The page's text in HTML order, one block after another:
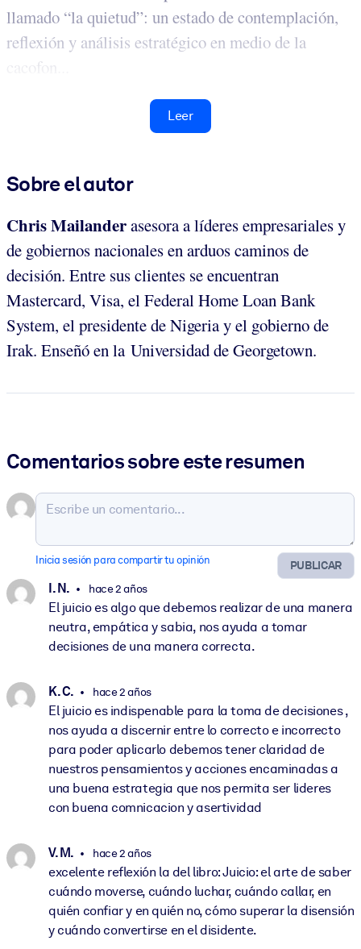
llamado “la quietud”: un estado de contemplación,
reflexión y análisis estratégico en medio de la
cacofon...
Leer
Sobre el autor
Chris Mailanderasesora a líderes empresariales y
de gobiernos nacionales en arduos caminos de
decisión. Entre sus clientes se encuentran
Mastercard, Visa, el Federal Home Loan Bank
System, el presidente de Nigeria y el gobierno de
Irak. Enseñó en la Universidad de Georgetown.
Comentarios sobre este resumen
PUBLICAR
Inicia sesión para compartir tu opinión
I. N. hace 2 años
El juicio es algo que debemos realizar de una manera
neutra, empática y sabia, nos ayuda a tomar
decisiones de una manera correcta.
K. C. hace 2 años
El juicio es indispenable para la toma de decisiones ,
nos ayuda a discernir entre lo correcto e incorrecto
para poder aplicarlo debemos tener claridad de
nuestros pensamientos y acciones encaminadas a
una buena estrategia que nos permita ser lideres
con buena comnicacion y asertividad
V. M. hace 2 años
excelente reflexión la del libro: Juicio: el arte de saber
cuándo moverse, cuándo luchar, cuándo callar, en
quién confiar y en quién no, cómo superar la disensión
y cuándo convertirse en el disidente.